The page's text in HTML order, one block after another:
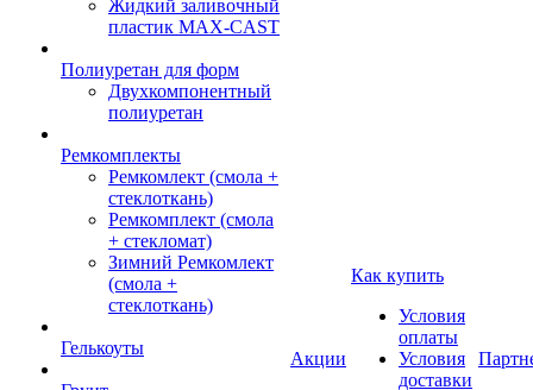
Жидкий заливочный
пластик MAX-CAST
Полиуретан для форм
Двухкомпонентный
полиуретан
Ремкомплекты
Ремкомлект (смола +
стеклоткань)
Ремкомплект (смола
+ стекломат)
Зимний Ремкомлект
(смола +
стеклоткань)
Гелькоуты
Акции
Как купить
Условия
оплаты
Условия
доставки